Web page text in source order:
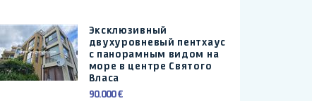
Эксклюзивный
двухуровневый пентхаус
с панорамным видом на
море в центре Святого
Власа
90.000 €